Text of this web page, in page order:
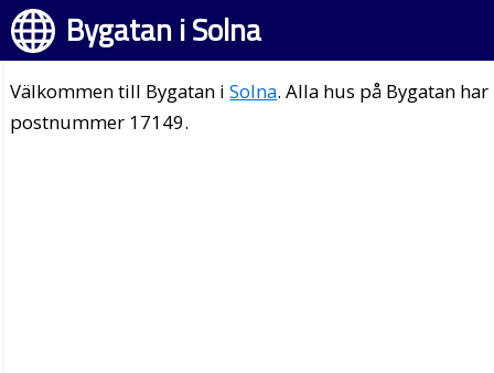
Bygatan i Solna
Välkommen till Bygatan iSolna. Alla hus på Bygatan har
postnummer 17149.